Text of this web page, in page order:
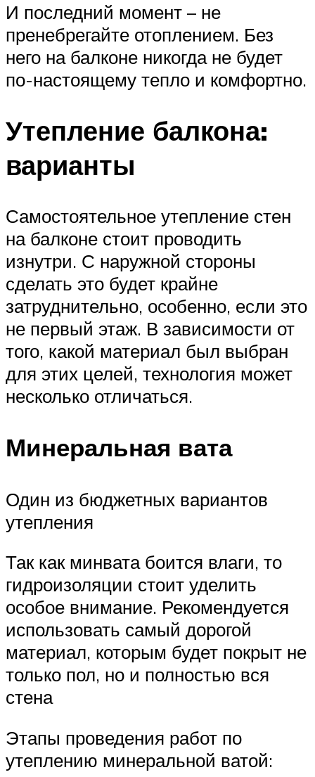
И последний момент – не
пренебрегайте отоплением. Без
него на балконе никогда не будет
по-настоящему тепло и комфортно.
Утепление балкона:
варианты
Самостоятельное утепление стен
на балконе стоит проводить
изнутри. С наружной стороны
сделать это будет крайне
затруднительно, особенно, если это
не первый этаж. В зависимости от
того, какой материал был выбран
для этих целей, технология может
несколько отличаться.
Минеральная вата
Один из бюджетных вариантов
утепления
Так как минвата боится влаги, то
гидроизоляции стоит уделить
особое внимание. Рекомендуется
использовать самый дорогой
материал, которым будет покрыт не
только пол, но и полностью вся
стена
Этапы проведения работ по
утеплению минеральной ватой: